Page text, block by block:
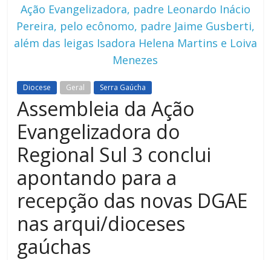
Ação Evangelizadora, padre Leonardo Inácio
Pereira, pelo ecônomo, padre Jaime Gusberti,
além das leigas Isadora Helena Martins e Loiva
Menezes
Diocese Geral Serra Gaúcha
Assembleia da Ação
Evangelizadora do
Regional Sul 3 conclui
apontando para a
recepção das novas DGAE
nas arqui/dioceses
gaúchas